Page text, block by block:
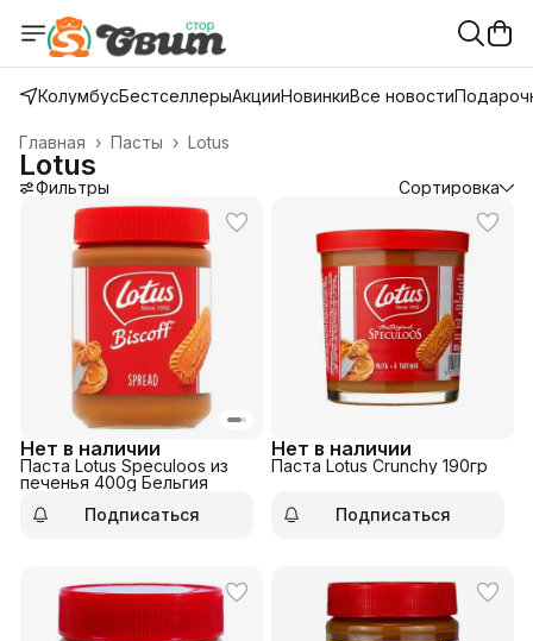
КолумбусБестселлерыАкцииНовинкиВсе новости
Lotus
Пасты ›
Главная ›
Lotus
Фильтры Сортировка
Нет в наличии
Паста Lotus Speculoos из
печенья 400g Бельгия
Подписаться
Нет в наличии
Паста Lotus Crunchy 190гр
Подписаться